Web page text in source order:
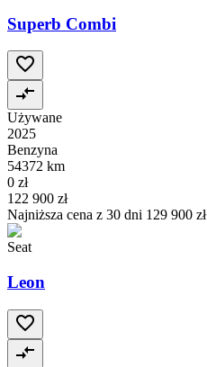
Superb Combi
Używane
2025
Benzyna
54372 km
0 zł
122 900 zł
Najniższa cena z 30 dni 129 900 zł
Seat
Leon